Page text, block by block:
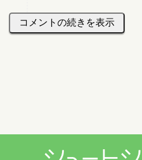
コメントの続きを表示